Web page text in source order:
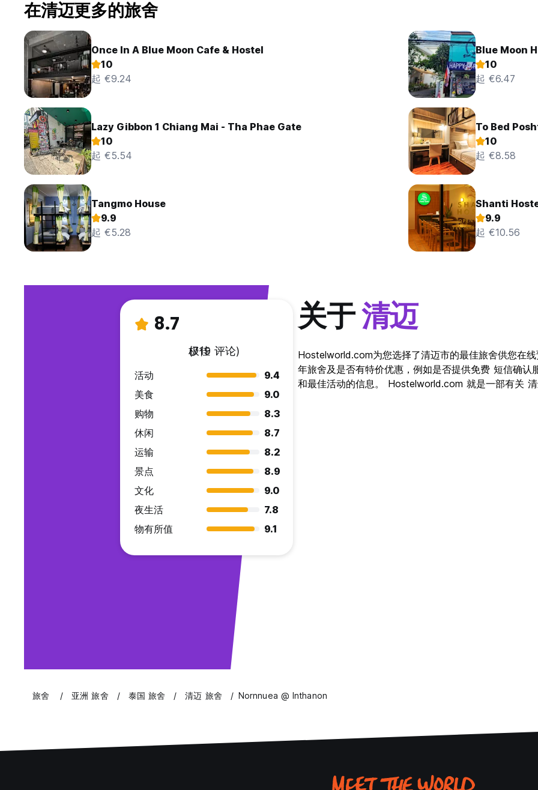
在清迈更多的旅舍
Once In A Blue Moon Cafe & Hostel
10
起 €9.24
Blue Moon
10
起 €6.47
Lazy Gibbon 1 Chiang Mai - Tha Phae Gate
10
起 €5.54
To Bed
10
起 €8.58
Tangmo House
9.9
起 €5.28
Shanti
9.9
起 €10.56
8.7
极佳
(719 评论)
活动
9.4
美食
9.0
购物
8.3
休闲
8.7
运输
8.2
景点
8.9
文化
9.0
夜生活
7.8
物有所值
9.1
关于清迈
Hostelworld.com为您选择了清迈市的最佳旅舍供您在
年旅舍及是否有特价优惠，例如是否提供免费 短信确
和最佳活动的信息。 Hostelworld.com 就是一部有关
旅舍 亚洲 旅舍 泰国 旅舍 清迈 旅舍 Nornnuea @ Inthanon